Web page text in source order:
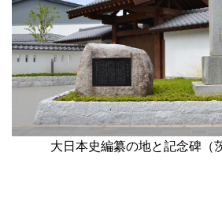
大日本史編纂の地と記念碑（